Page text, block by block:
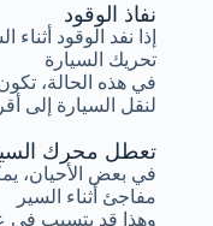
تعطل محرك
في بعض الأحيان،
مفاجئ أثناء السير
وهذا قد يتسبب في
نفاذ الوقود
إذا نفد الوقود
تحريك السيارة
في هذه الحالة،
لنقل السيارة إلى